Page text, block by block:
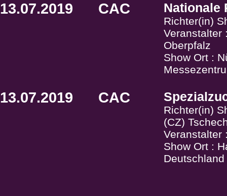
13.07.2019 CAC Nationale
Richter(in)
Veranstalter
Oberpfalz
Show Ort :
13.07.2019 CAC
Richter(in)
(CZ)
Veranstalter
Show Ort :
Deutschland